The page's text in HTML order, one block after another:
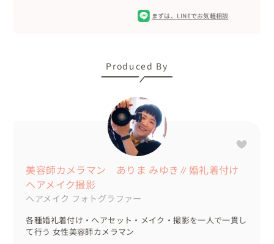
その想いにお応えすべく、お世話になっている松江市内に
ある衣裳屋さまをご紹介し、そちらでレンタルされまし
で触れて、専門の方々のアドバイスのもと試着ができるこ
とも、こちらで決められた要因だったようです。
髪飾りはSNSでずっと気になっておられたクリエイターさ
んのものをお求めになりました。
撮影日まであまり時間がなかったにも関わらず、そのクリ
と。
とても素敵な髪飾りに、みんなで感動しました。
その髪飾りを「もしよかったら、これから先ありまさんが
携わる新婦さまに使ってあげてください。」と、託してく
ださいました。
まずは、 LINEでお気軽相談
Produced By
美容師カメラマン ありま みゆき∥婚礼着付け
ヘアメイク撮影
ヘアメイク フォトグラファー
各種婚礼着付け・ヘアセット・メイク・撮影を一人で一貫し
て行う 女性美容師カメラマン